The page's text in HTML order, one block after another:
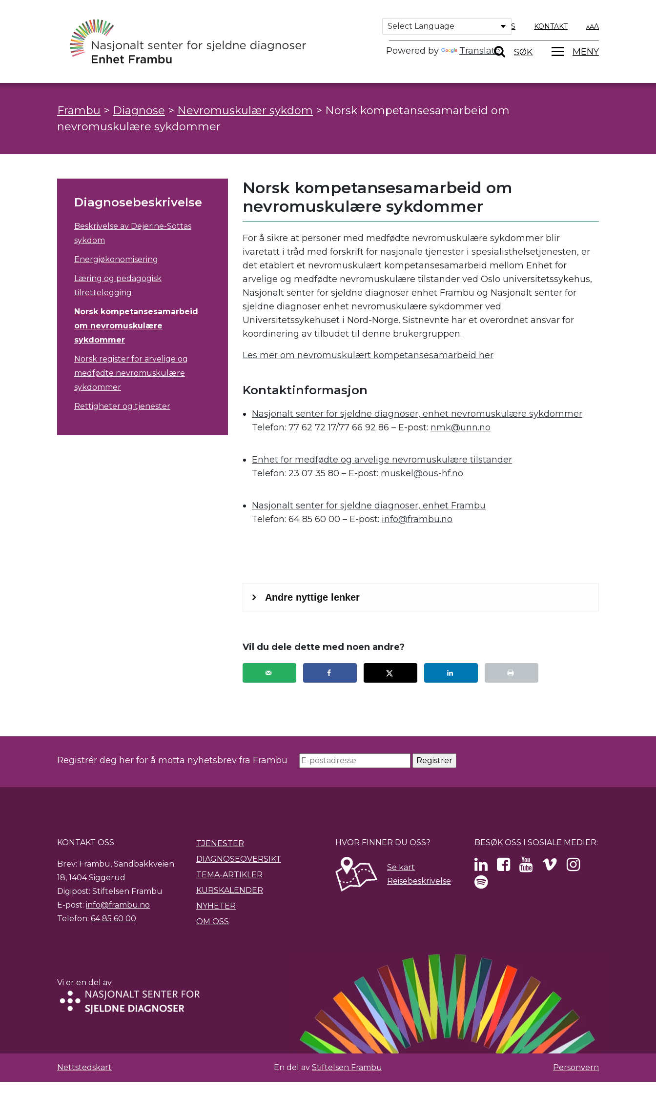
Powered by Translate
OM OSS KONTAKT A
SØK MENY
Frambu > Diagnose > Nevromuskulær sykdom > Norsk kompetansesamarbeid om
nevromuskulære sykdommer
Diagnosebeskrivelse
Beskrivelse av Dejerine-Sottas
sykdom
Energiøkonomisering
Læring og pedagogisk
tilrettelegging
Norsk kompetansesamarbeid
om nevromuskulære
sykdommer
Norsk register for arvelige og
medfødte nevromuskulære
sykdommer
Rettigheter og tjenester
Norsk kompetansesamarbeid om
nevromuskulære sykdommer
For å sikre at personer med medfødte nevromuskulære sykdommer blir
ivaretatt i tråd med forskrift for nasjonale tjenester i spesialisthelsetjenesten, er
det etablert et nevromuskulært kompetansesamarbeid mellom Enhet for
arvelige og medfødte nevromuskulære tilstander ved Oslo universitetssykehus,
Nasjonalt senter for sjeldne diagnoser enhet Frambu og Nasjonalt senter for
sjeldne diagnoser enhet nevromuskulære sykdommer ved
Universitetssykehuset i Nord-Norge. Sistnevnte har et overordnet ansvar for
koordinering av tilbudet til denne brukergruppen.
Les mer om nevromuskulært kompetansesamarbeid her
Kontaktinformasjon
Nasjonalt senter for sjeldne diagnoser, enhet nevromuskulære sykdommer
Telefon: 77 62 72 17/77 66 92 86 – E-post: nmk@unn.no
Enhet for medfødte og arvelige nevromuskulære tilstander
Telefon: 23 07 35 80 – E-post: muskel@ous-hf.no
Nasjonalt senter for sjeldne diagnoser, enhet Frambu
Telefon: 64 85 60 00 – E-post: info@frambu.no
Vil du dele dette med noen andre?
Registrér deg her for å motta nyhetsbrev fra Frambu
KONTAKT OSS
Brev: Frambu, Sandbakkveien
18, 1404 Siggerud
Digipost: Stiftelsen Frambu
E-post: info@frambu.no
Telefon: 64 85 60 00
TJENESTER
DIAGNOSEOVERSIKT
TEMA-ARTIKLER
KURSKALENDER
NYHETER
OM OSS
HVOR FINNER DU OSS?
Se kart
Reisebeskrivelse
BESØK OSS I SOSIALE MEDIER:
Vi er en del av
Nettstedskart En del av Stiftelsen Frambu Personvern